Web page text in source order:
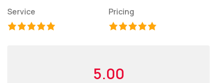
Service Pricing
5.00